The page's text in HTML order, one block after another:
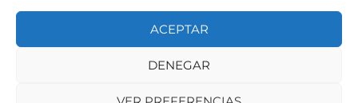
ACEPTAR
DENEGAR
Sobre nosotros